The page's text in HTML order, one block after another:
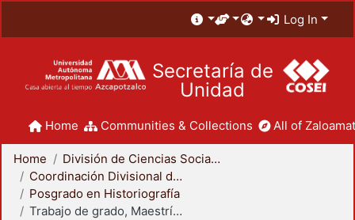
Log In
Secretaría de
Unidad
Home Communities & Collections All of
Home
División de Ciencias Sociales y Humanidades
Coordinación Divisional de Posgrado
Posgrado en Historiografía
Trabajo de grado, Maestría en Historiografía de México